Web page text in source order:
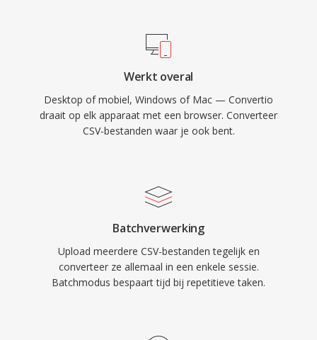
Werkt overal
Desktop of mobiel, Windows of Mac — Convertio
draait op elk apparaat met een browser. Converteer
CSV-bestanden waar je ook bent.
Batchverwerking
Upload meerdere CSV-bestanden tegelijk en
converteer ze allemaal in een enkele sessie.
Batchmodus bespaart tijd bij repetitieve taken.